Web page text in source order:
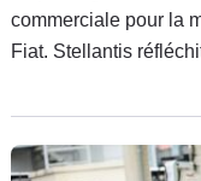
commerciale pour la
Fiat. Stellantis
avec la Grande